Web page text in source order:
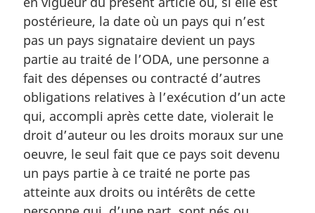
r
g
i
n
a
l
e
:
postérieure, la date où un pays qui n’est
pas un pays signataire devient un pays
partie au traité de l’ODA, une personne a
fait des dépenses ou contracté d’autres
obligations relatives à l’exécution d’un acte
qui, accompli après cette date, violerait le
droit d’auteur ou les droits moraux sur une
oeuvre, le seul fait que ce pays soit devenu
un pays partie à ce traité ne porte pas
atteinte aux droits ou intérêts de cette